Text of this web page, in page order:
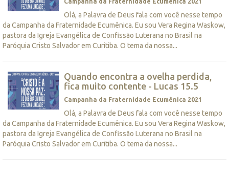
Olá, a Palavra de Deus fala com você nesse tempo
da Campanha da Fraternidade Ecumênica. Eu sou Vera Regina Waskow,
pastora da Igreja Evangélica de Confissão Luterana no Brasil na
Paróquia Cristo Salvador em Curitiba. O tema da nossa...
Quando encontra a ovelha perdida,
fica muito contente - Lucas 15.5
Campanha da Fraternidade Ecumênica 2021
Olá, a Palavra de Deus fala com você nesse tempo
da Campanha da Fraternidade Ecumênica. Eu sou Vera Regina Waskow,
pastora da Igreja Evangélica de Confissão Luterana no Brasil na
Paróquia Cristo Salvador em Curitiba. O tema da nossa...